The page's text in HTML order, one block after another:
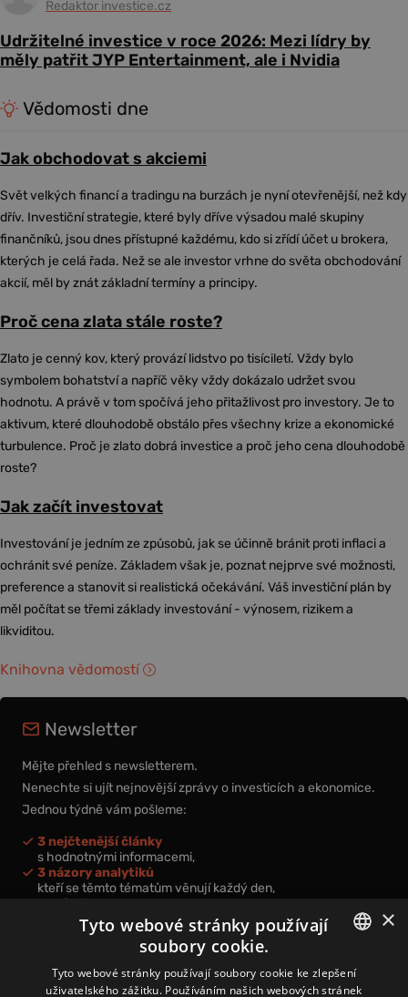
Redaktor investice.cz
Udržitelné investice v roce 2026: Mezi lídry by
měly patřit JYP Entertainment, ale i Nvidia
Vědomosti dne
Jak obchodovat s akciemi
Svět velkých financí a tradingu na burzách je nyní otevřenější, než kdy
dřív. Investiční strategie, které byly dříve výsadou malé skupiny
finančníků, jsou dnes přístupné každému, kdo si zřídí účet u brokera,
kterých je celá řada. Než se ale investor vrhne do světa obchodování
akcií, měl by znát základní termíny a principy.
Proč cena zlata stále roste?
Zlato je cenný kov, který provází lidstvo po tisíciletí. Vždy bylo
symbolem bohatství a napříč věky vždy dokázalo udržet svou
hodnotu. A právě v tom spočívá jeho přitažlivost pro investory. Je to
aktivum, které dlouhodobě obstálo přes všechny krize a ekonomické
turbulence. Proč je zlato dobrá investice a proč jeho cena dlouhodobě
roste?
Jak začít investovat
Investování je jedním ze způsobů, jak se účinně bránit proti inflaci a
ochránit své peníze. Základem však je, poznat nejprve své možnosti,
preference a stanovit si realistická očekávání. Váš investiční plán by
měl počítat se třemi základy investování - výnosem, rizikem a
likviditou.
Knihovna vědomostí
Newsletter
Mějte přehled s newsletterem.
Nenechte si ujít nejnovější zprávy o investicích a ekonomice.
Jednou týdně vám pošleme:
3 nejčtenější články
s hodnotnými informacemi,
3 názory analytiků
kteří se těmto tématům věnují každý den,
nová videa a podcasty
k prohloubení vašich znalostí.
CZECH
×
Tyto webové stránky používají
soubory cookie.
Tyto webové stránky používají soubory cookie ke zlepšení
uživatelského zážitku. Používáním našich webových stránek